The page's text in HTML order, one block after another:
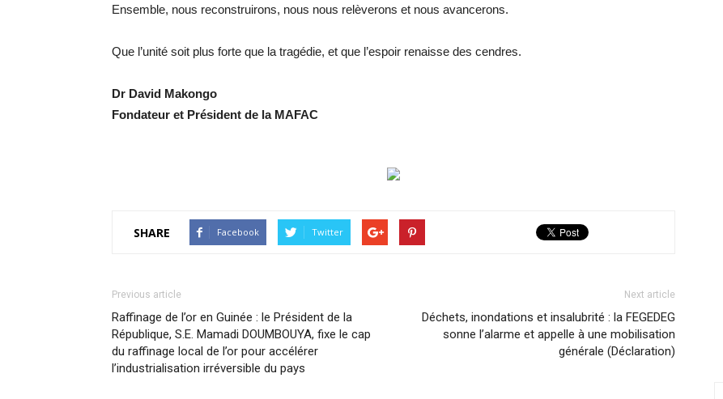
Ensemble, nous reconstruirons, nous nous relèverons et nous avancerons.
Que l’unité soit plus forte que la tragédie, et que l’espoir renaisse des cendres.
Dr David Makongo
Fondateur et Président de la MAFAC
SHARE Facebook Twitter
Previous article
Raffinage de l’or en Guinée : le Président de la
République, S.E. Mamadi DOUMBOUYA, fixe le cap
du raffinage local de l’or pour accélérer
l’industrialisation irréversible du pays
Next article
Déchets, inondations et insalubrité : la FEGEDEG
sonne l’alarme et appelle à une mobilisation
générale (Déclaration)